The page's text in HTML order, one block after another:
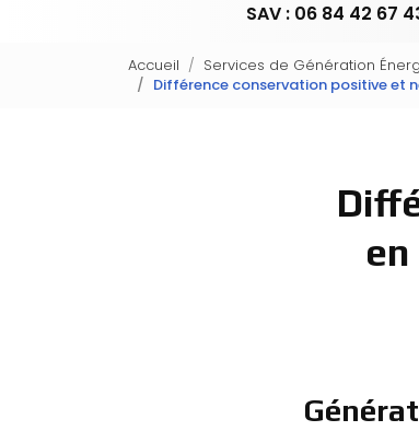
SAV : 06 84 42 67
Accueil Services de Génération
Différence conservation positive et